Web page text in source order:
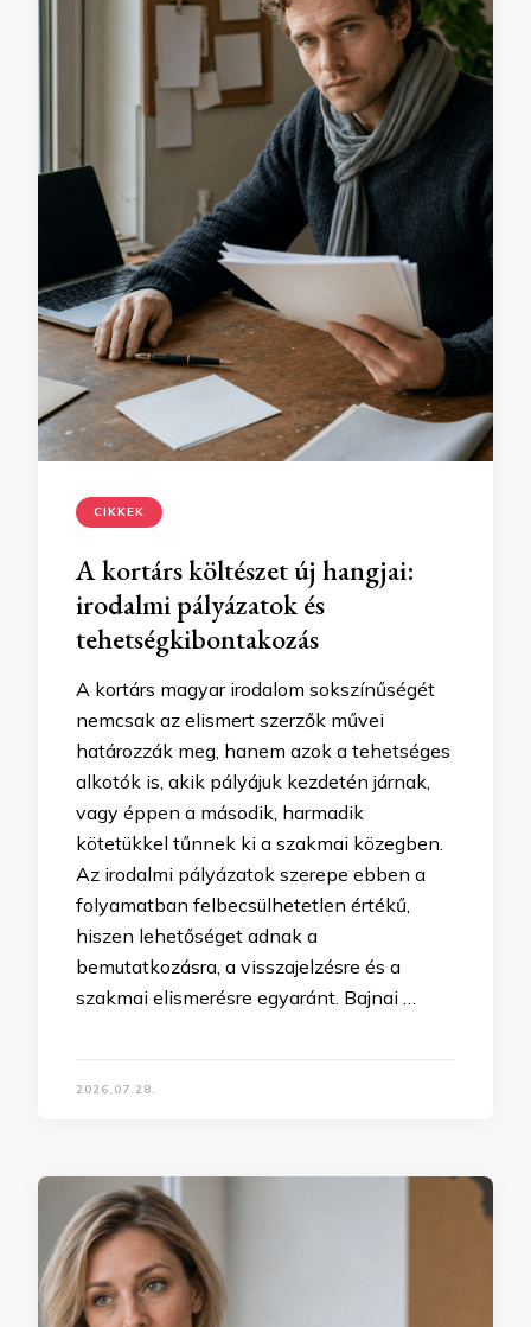
CIKKEK
A kortárs költészet új hangjai:
irodalmi pályázatok és
tehetségkibontakozás
A kortárs magyar irodalom sokszínűségét
nemcsak az elismert szerzők művei
határozzák meg, hanem azok a tehetséges
alkotók is, akik pályájuk kezdetén járnak,
vagy éppen a második, harmadik
kötetükkel tűnnek ki a szakmai közegben.
Az irodalmi pályázatok szerepe ebben a
folyamatban felbecsülhetetlen értékű,
hiszen lehetőséget adnak a
bemutatkozásra, a visszajelzésre és a
szakmai elismerésre egyaránt. Bajnai …
2026.07.28.